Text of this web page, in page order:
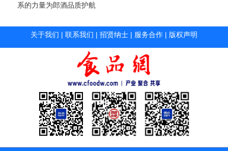
系的力量为郎酒品质护航
关于我们 | 联系我们 | 招贤纳士 | 服务合作 | 版权声明